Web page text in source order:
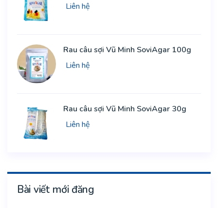
Liên hệ
Rau câu sợi Vũ Minh SoviAgar 100g
Liên hệ
Rau câu sợi Vũ Minh SoviAgar 30g
Liên hệ
Bài viết mới đăng